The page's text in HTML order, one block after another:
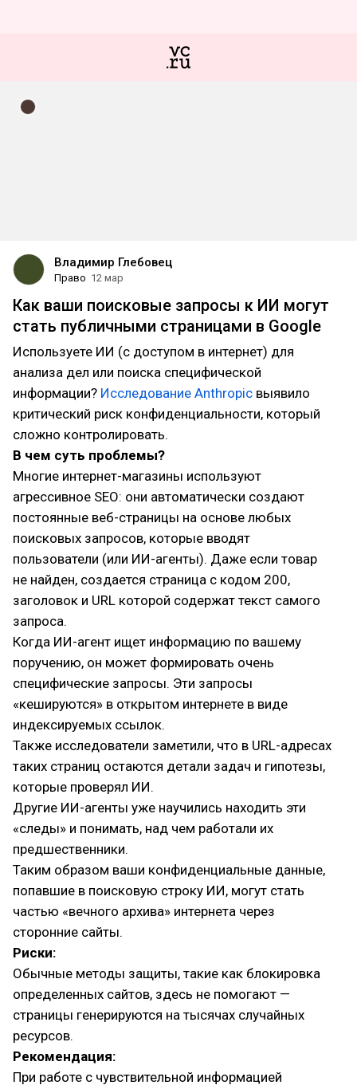
Владимир Глебовец
Право 12 мар
Как ваши поисковые запросы к ИИ могут
стать публичными страницами в Google
Используете ИИ (с доступом в интернет) для
анализа дел или поиска специфической
информации? Исследование Anthropic выявило
критический риск конфиденциальности, который
сложно контролировать.
В чем суть проблемы?
Многие интернет-магазины используют
агрессивное SEO: они автоматически создают
постоянные веб-страницы на основе любых
поисковых запросов, которые вводят
пользователи (или ИИ-агенты). Даже если товар
не найден, создается страница с кодом 200,
заголовок и URL которой содержат текст самого
запроса.
Когда ИИ-агент ищет информацию по вашему
поручению, он может формировать очень
специфические запросы. Эти запросы
«кешируются» в открытом интернете в виде
индексируемых ссылок.
Также исследователи заметили, что в URL-адресах
таких страниц остаются детали задач и гипотезы,
которые проверял ИИ.
Другие ИИ-агенты уже научились находить эти
«следы» и понимать, над чем работали их
предшественники.
Таким образом ваши конфиденциальные данные,
попавшие в поисковую строку ИИ, могут стать
частью «вечного архива» интернета через
сторонние сайты.
Риски:
Обычные методы защиты, такие как блокировка
определенных сайтов, здесь не помогают —
страницы генерируются на тысячах случайных
ресурсов.
Рекомендация:
При работе с чувствительной информацией